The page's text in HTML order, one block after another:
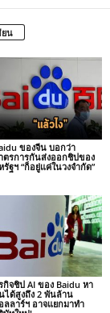
ยน
ของจีน บอกว่า
ตรการกันส่งออกชิปของ
รัฐฯ “ก็อยู่แค่ในวงจำกัด”
กิจชิป AI ของ Baidu หา
ได้สูงถึง 2 พันล้าน
ลลาร์ฯ อาจแยกมาทำ